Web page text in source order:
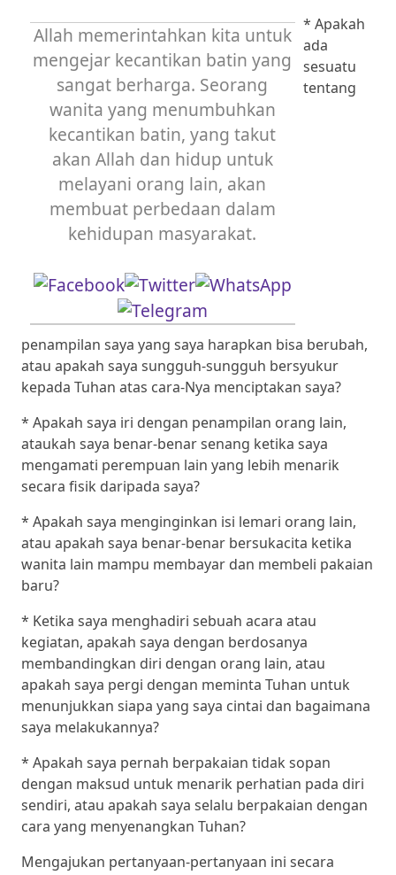
Allah memerintahkan kita untuk
mengejar kecantikan batin yang
sangat berharga. Seorang
wanita yang menumbuhkan
kecantikan batin, yang takut
akan Allah dan hidup untuk
melayani orang lain, akan
membuat perbedaan dalam
kehidupan masyarakat.
* Apakah
ada
sesuatu
tentang
penampilan saya yang saya harapkan bisa berubah,
atau apakah saya sungguh-sungguh bersyukur
kepada Tuhan atas cara-Nya menciptakan saya?
* Apakah saya iri dengan penampilan orang lain,
ataukah saya benar-benar senang ketika saya
mengamati perempuan lain yang lebih menarik
secara fisik daripada saya?
* Apakah saya menginginkan isi lemari orang lain,
atau apakah saya benar-benar bersukacita ketika
wanita lain mampu membayar dan membeli pakaian
baru?
* Ketika saya menghadiri sebuah acara atau
kegiatan, apakah saya dengan berdosanya
membandingkan diri dengan orang lain, atau
apakah saya pergi dengan meminta Tuhan untuk
menunjukkan siapa yang saya cintai dan bagaimana
saya melakukannya?
* Apakah saya pernah berpakaian tidak sopan
dengan maksud untuk menarik perhatian pada diri
sendiri, atau apakah saya selalu berpakaian dengan
cara yang menyenangkan Tuhan?
Mengajukan pertanyaan-pertanyaan ini secara